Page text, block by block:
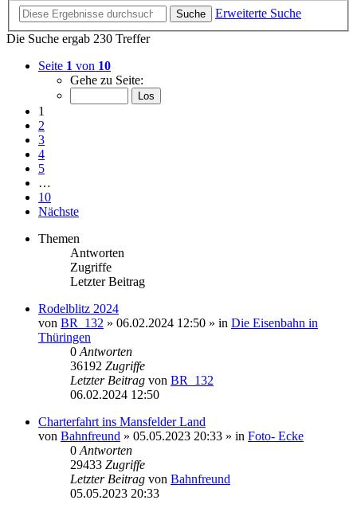
Suche
Erweiterte Suche
Die Suche ergab 230 Treffer
Seite 1 von 10
Gehe zu Seite:
1
2
3
4
5
…
10
Nächste
Themen
Antworten
Zugriffe
Letzter Beitrag
Rodelblitz 2024
von BR_132 » 06.02.2024 12:50 » in Die Eisenbahn in
Thüringen
0 Antworten
36192 Zugriffe
Letzter Beitrag von BR_132
06.02.2024 12:50
Charterfahrt ins Mansfelder Land
von Bahnfreund » 05.05.2023 20:33 » in Foto- Ecke
0 Antworten
29433 Zugriffe
Letzter Beitrag von Bahnfreund
05.05.2023 20:33